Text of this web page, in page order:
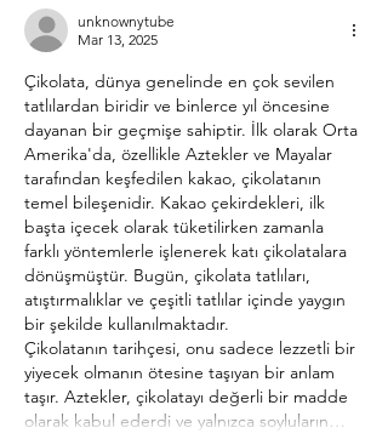
unknownytube
Mar 13, 2025
Çikolata, dünya genelinde en çok sevilen
tatlılardan biridir ve binlerce yıl öncesine
dayanan bir geçmişe sahiptir. İlk olarak Orta
Amerika'da, özellikle Aztekler ve Mayalar
tarafından keşfedilen kakao, çikolatanın
temel bileşenidir. Kakao çekirdekleri, ilk
başta içecek olarak tüketilirken zamanla
farklı yöntemlerle işlenerek katı çikolatalara
dönüşmüştür. Bugün, çikolata tatlıları,
atıştırmalıklar ve çeşitli tatlılar içinde yaygın
bir şekilde kullanılmaktadır.
Çikolatanın tarihçesi, onu sadece lezzetli bir
yiyecek olmanın ötesine taşıyan bir anlam
taşır. Aztekler, çikolatayı değerli bir madde
olarak kabul ederdi ve yalnızca soyluların…